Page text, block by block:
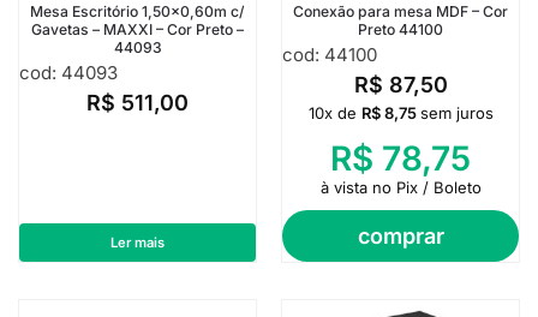
Mesa Escritório 1,50×0,60m c/
Gavetas – MAXXI – Cor Preto –
44093
cod: 44093
R$ 511,00
Ler mais
Conexão para mesa MDF – Cor
Preto 44100
cod: 44100
R$ 87,50
comprar
10x de R$8,75 sem juros
R$ 78,75
à vista no Pix / Boleto